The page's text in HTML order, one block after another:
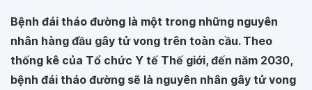
Bệnh đái tháo đường là một trong những nguyên
nhân hàng đầu gây tử vong trên toàn cầu. Theo
thống kê của Tổ chức Y tế Thế giới, đến năm 2030,
bệnh đái tháo đường sẽ là nguyên nhân gây tử vong